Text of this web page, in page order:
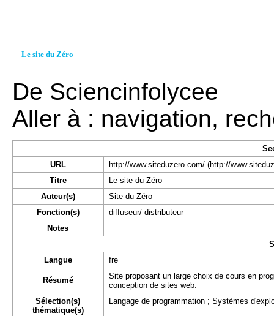
Le site du Zéro
De Sciencinfolycee
Aller à : navigation,
URL
http://www.siteduzero.com/
Titre
Le site du Zéro
Auteur(s)
Site du Zéro
Fonction(s)
diffuseur/ distributeur
Notes
Langue
fre
Résumé
Site proposant un large choix de cours en
conception de sites web.
Sélection(s)
thématique(s)
Langage de programmation ; Systèmes